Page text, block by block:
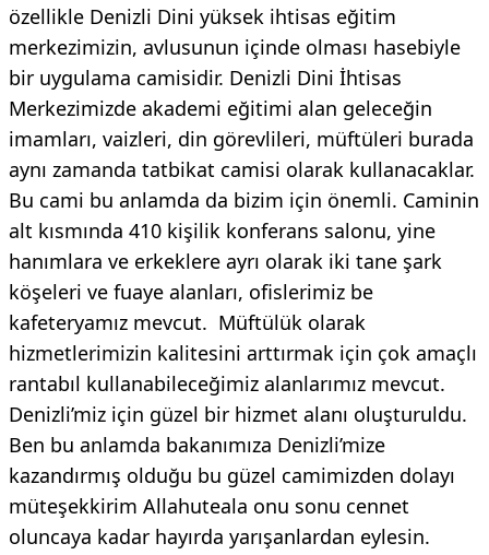
özellikle Denizli Dini yüksek ihtisas eğitim
merkezimizin, avlusunun içinde olması hasebiyle
bir uygulama camisidir. Denizli Dini İhtisas
Merkezimizde akademi eğitimi alan geleceğin
imamları, vaizleri, din görevlileri, müftüleri burada
aynı zamanda tatbikat camisi olarak kullanacaklar.
Bu cami bu anlamda da bizim için önemli. Caminin
alt kısmında 410 kişilik konferans salonu, yine
hanımlara ve erkeklere ayrı olarak iki tane şark
köşeleri ve fuaye alanları, ofislerimiz be
kafeteryamız mevcut. Müftülük olarak
hizmetlerimizin kalitesini arttırmak için çok amaçlı
rantabıl kullanabileceğimiz alanlarımız mevcut.
Denizli’miz için güzel bir hizmet alanı oluşturuldu.
Ben bu anlamda bakanımıza Denizli’mize
kazandırmış olduğu bu güzel camimizden dolayı
müteşekkirim Allahuteala onu sonu cennet
oluncaya kadar hayırda yarışanlardan eylesin.